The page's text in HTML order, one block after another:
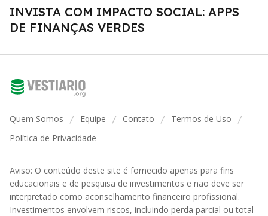
INVISTA COM IMPACTO SOCIAL: APPS
DE FINANÇAS VERDES
Quem Somos / Equipe / Contato / Termos de Uso /
Política de Privacidade
Aviso: O conteúdo deste site é fornecido apenas para fins
educacionais e de pesquisa de investimentos e não deve ser
interpretado como aconselhamento financeiro profissional.
Investimentos envolvem riscos, incluindo perda parcial ou total